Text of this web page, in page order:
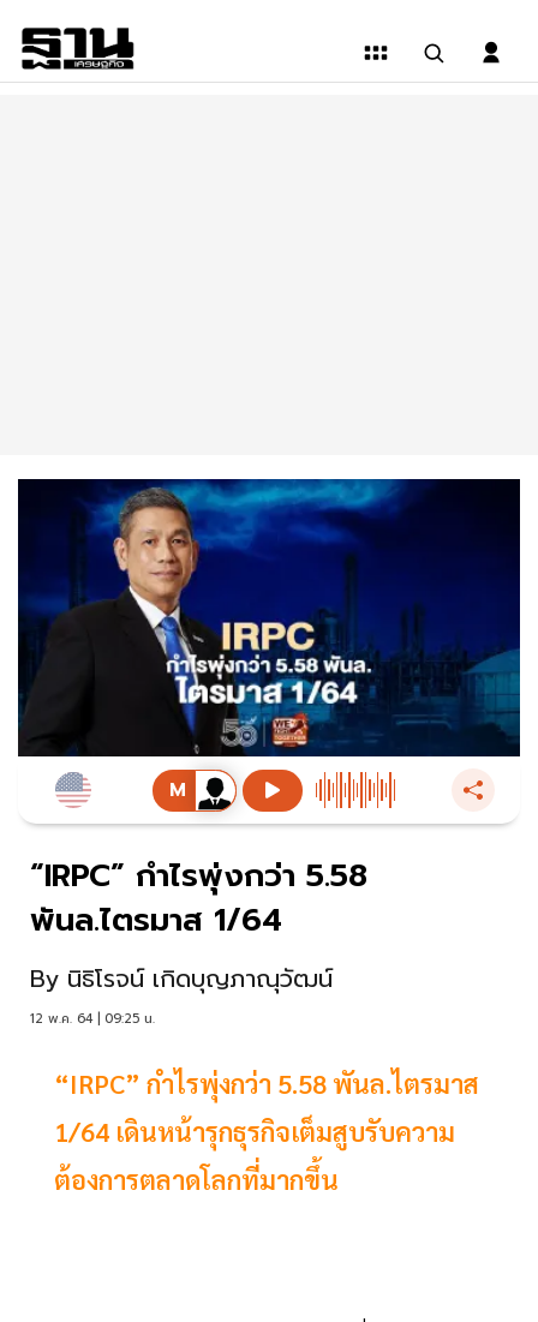
“IRPC” กำไรพุ่งกว่า 5.58
พันล.ไตรมาส 1/64
By นิธิโรจน์ เกิดบุญภาณุวัฒน์
12 พ.ค. 64 | 09:25 น.
“IRPC” กำไรพุ่งกว่า 5.58 พันล.ไตรมาส
1/64 เดินหน้ารุกธุรกิจเต็มสูบรับความ
ต้องการตลาดโลกที่มากขึ้น